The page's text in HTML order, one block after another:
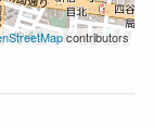
contributors